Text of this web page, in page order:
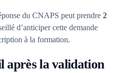
du CNAPS peut prendre2
d’anticiper cette demande
à la formation.
après la validation